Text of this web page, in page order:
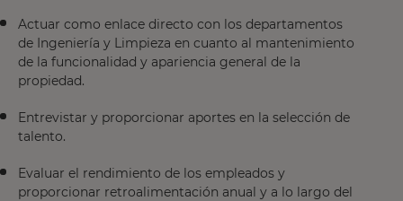
Actuar como enlace directo con los departamentos
de Ingeniería y Limpieza en cuanto al mantenimiento
de la funcionalidad y apariencia general de la
propiedad.
Entrevistar y proporcionar aportes en la selección de
talento.
Evaluar el rendimiento de los empleados y
proporcionar retroalimentación anual y a lo largo del